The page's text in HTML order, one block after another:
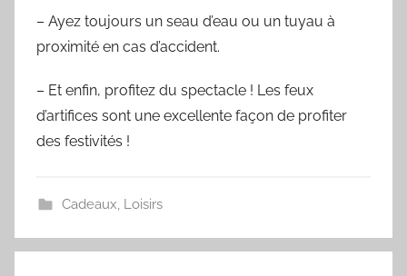
– Ayez toujours un seau d’eau ou un tuyau à
proximité en cas d’accident.
– Et enfin, profitez du spectacle ! Les feux
d’artifices sont une excellente façon de profiter
des festivités !
Cadeaux, Loisirs